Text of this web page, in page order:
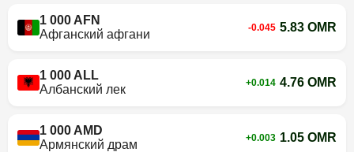
1 000 AFN
Афганский афгани
-0.045 5.83 OMR
1 000 ALL
Албанский лек
+0.014 4.76 OMR
1 000 AMD
Армянский драм
+0.003 1.05 OMR